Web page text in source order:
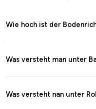
Wie hoch ist der
Was versteht man unter
Was versteht nan unter